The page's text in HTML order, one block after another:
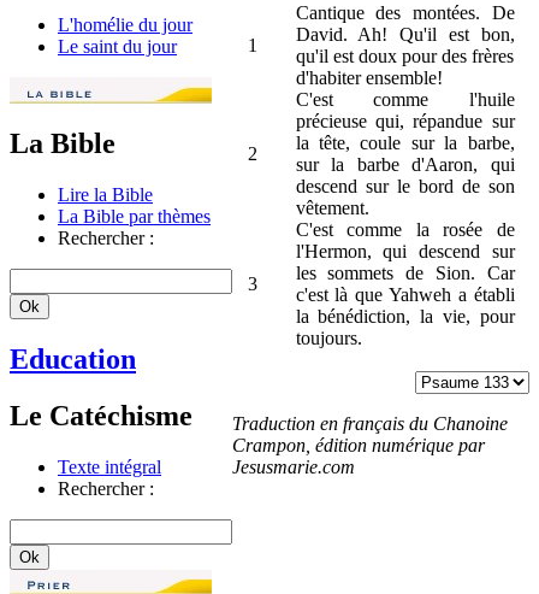
L'homélie du jour
Le saint du jour
La Bible
Lire la Bible
La Bible par thèmes
Rechercher :
Education
Le Catéchisme
Texte intégral
Rechercher :
1
Cantique des montées. De
David. Ah! Qu'il est bon,
qu'il est doux pour des frères
d'habiter ensemble!
2
C'est comme l'huile
précieuse qui, répandue sur
la tête, coule sur la barbe,
sur la barbe d'Aaron, qui
descend sur le bord de son
vêtement.
3
C'est comme la rosée de
l'Hermon, qui descend sur
les sommets de Sion. Car
c'est là que Yahweh a établi
la bénédiction, la vie, pour
toujours.
Traduction en français du Chanoine
Crampon, édition numérique par
Jesusmarie.com